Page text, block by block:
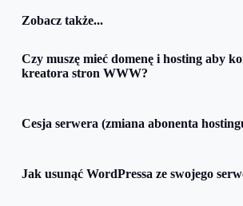
Zobacz także...
Czy muszę mieć domenę i hosting aby
kreatora stron WWW?
Cesja serwera (zmiana abonenta
Jak usunąć WordPressa ze swojego